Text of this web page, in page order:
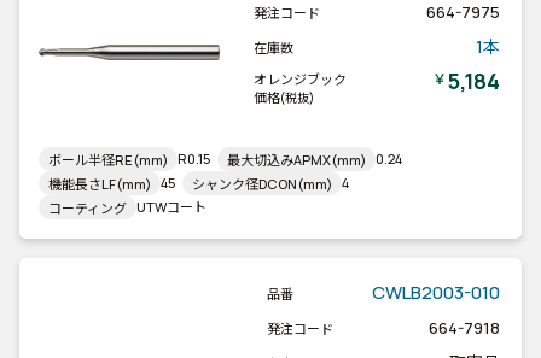
発注コード 664-7975
在庫数 1本
オレンジブック
価格(税抜)
￥5,184
ボール半径RE(mm) R0.15 最大切込みAPMX(mm) 0.24
機能長さLF(mm) 45 シャンク径DCON(mm) 4
コーティング UTWコート
品番 CWLB2003-010
発注コード 664-7918